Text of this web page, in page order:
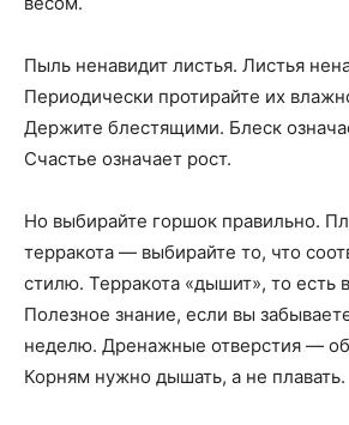
Пыль ненавидит листья. Листья
Периодически протирайте их
Держите блестящими. Блеск
Счастье означает рост.
Но выбирайте горшок правильно.
терракота — выбирайте то, что
стилю. Терракота «дышит», то есть
Полезное знание, если вы
неделю. Дренажные отверстия —
Корням нужно дышать, а не плавать.